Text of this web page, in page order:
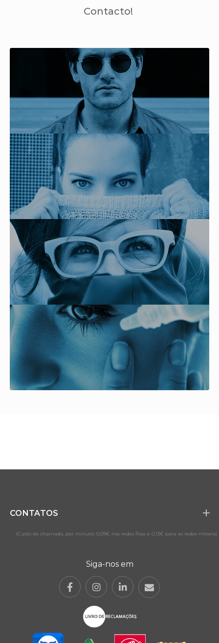
Contacto!
CONTATOS
(Custo da chamada, por minuto: 0,09€ nas redes fixas e 0,13€ para as redes móveis)
Siga-nos em